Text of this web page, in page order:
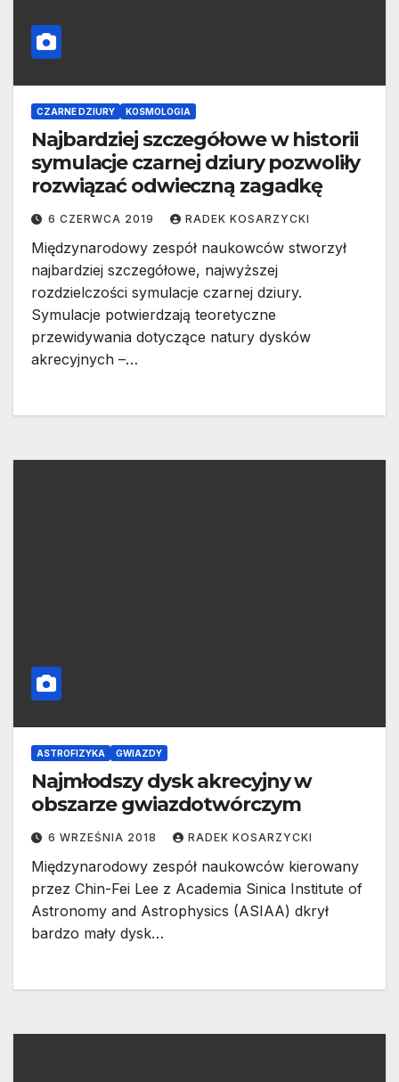
CZARNE DZIURY KOSMOLOGIA
Najbardziej szczegółowe w historii
symulacje czarnej dziury pozwoliły
rozwiązać odwieczną zagadkę
6 CZERWCA 2019 RADEK KOSARZYCKI
Międzynarodowy zespół naukowców stworzył
najbardziej szczegółowe, najwyższej
rozdzielczości symulacje czarnej dziury.
Symulacje potwierdzają teoretyczne
przewidywania dotyczące natury dysków
akrecyjnych –…
ASTROFIZYKA GWIAZDY
Najmłodszy dysk akrecyjny w
obszarze gwiazdotwórczym
6 WRZEŚNIA 2018 RADEK KOSARZYCKI
Międzynarodowy zespół naukowców kierowany
przez Chin-Fei Lee z Academia Sinica Institute of
Astronomy and Astrophysics (ASIAA) dkrył
bardzo mały dysk…